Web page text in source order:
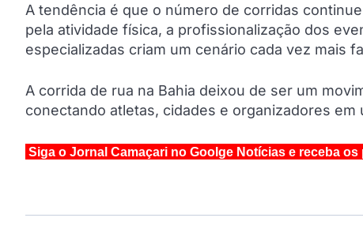
A tendência é que o número de corridas
pela atividade física, a profissionalização dos
especializadas criam um cenário cada vez mais
A corrida de rua na Bahia deixou de ser um
conectando atletas, cidades e organizadores em
Siga o Jornal Camaçari no Goolge Notícias e receba